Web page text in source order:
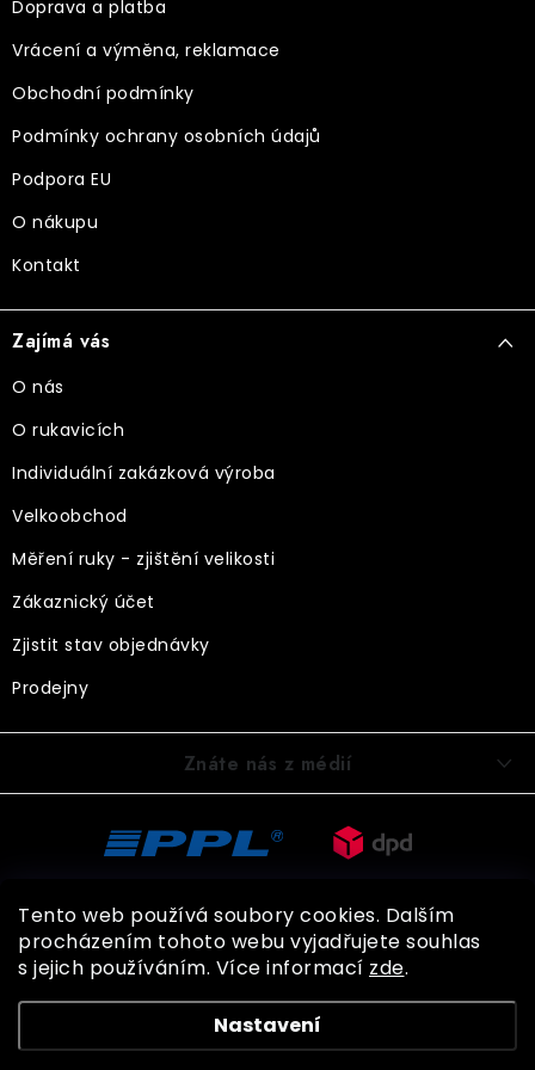
Tento web používá soubory cookies. Dalším
procházením tohoto webu vyjadřujete souhlas
s jejich používáním. Více informací zde.
Nastavení
Doprava a platba
Vrácení a výměna, reklamace
Obchodní podmínky
Podmínky ochrany osobních údajů
Podpora EU
O nákupu
Kontakt
Zajímá vás
O nás
O rukavicích
Individuální zakázková výroba
Velkoobchod
Měření ruky - zjištění velikosti
Zákaznický účet
Zjistit stav objednávky
Prodejny
Znáte nás z médií
Shoptet
BOHEMIA GLOVES. Všechna práva vyhrazena.